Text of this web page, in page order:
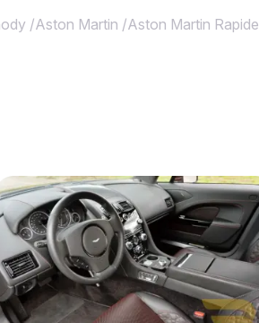
/Aston Martin /Aston Martin Rapide